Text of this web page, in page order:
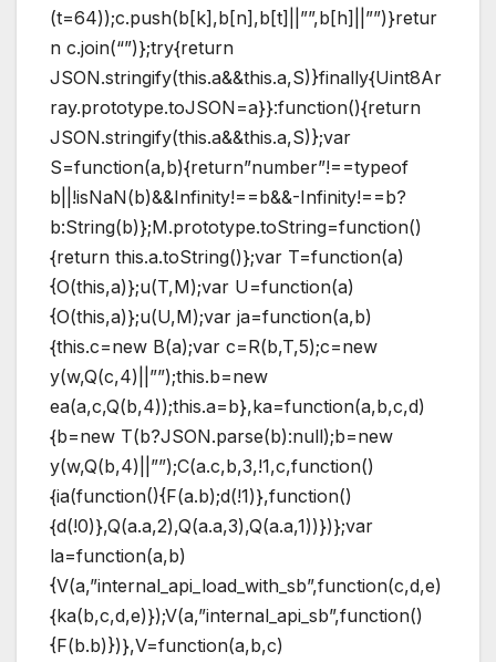
(t=64));c.push(b[k],b[n],b[t]||””,b[h]||””)}retur
n c.join(“”)};try{return
JSON.stringify(this.a&&this.a,S)}finally{Uint8Ar
ray.prototype.toJSON=a}}:function(){return
JSON.stringify(this.a&&this.a,S)};var
S=function(a,b){return”number”!==typeof
b||!isNaN(b)&&Infinity!==b&&-Infinity!==b?
b:String(b)};M.prototype.toString=function()
{return this.a.toString()};var T=function(a)
{O(this,a)};u(T,M);var U=function(a)
{O(this,a)};u(U,M);var ja=function(a,b)
{this.c=new B(a);var c=R(b,T,5);c=new
y(w,Q(c,4)||””);this.b=new
ea(a,c,Q(b,4));this.a=b},ka=function(a,b,c,d)
{b=new T(b?JSON.parse(b):null);b=new
y(w,Q(b,4)||””);C(a.c,b,3,!1,c,function()
{ia(function(){F(a.b);d(!1)},function()
{d(!0)},Q(a.a,2),Q(a.a,3),Q(a.a,1))})};var
la=function(a,b)
{V(a,”internal_api_load_with_sb”,function(c,d,e)
{ka(b,c,d,e)});V(a,”internal_api_sb”,function()
{F(b.b)})},V=function(a,b,c)